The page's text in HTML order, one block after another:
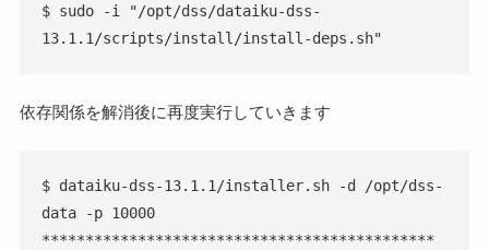
$ sudo -i "/opt/dss/dataiku-dss-
13.1.1/scripts/install/install-deps.sh"
依存関係を解消後に再度実行していきます
$ dataiku-dss-13.1.1/installer.sh -d /opt/dss-
data -p 10000
*********************************************